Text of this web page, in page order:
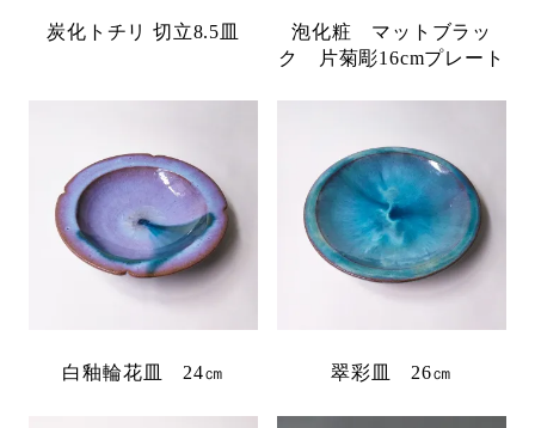
炭化トチリ 切立8.5皿
泡化粧 マットブラッ
ク 片菊彫16cmプレート
白釉輪花皿 24㎝ 翠彩皿 26㎝